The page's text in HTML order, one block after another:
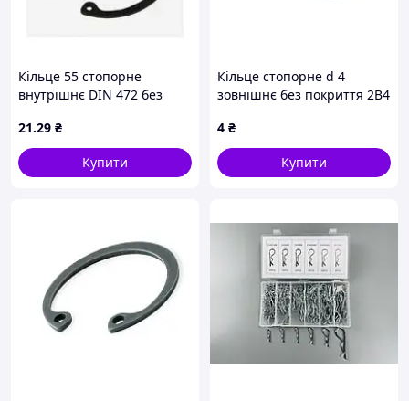
Кільце 55 стопорне
внутрішнє DIN 472 без
21.29 ₴
Купити
Кільце стопорне d 4
зовнішнє без покриття 2В4
4 ₴
Купити